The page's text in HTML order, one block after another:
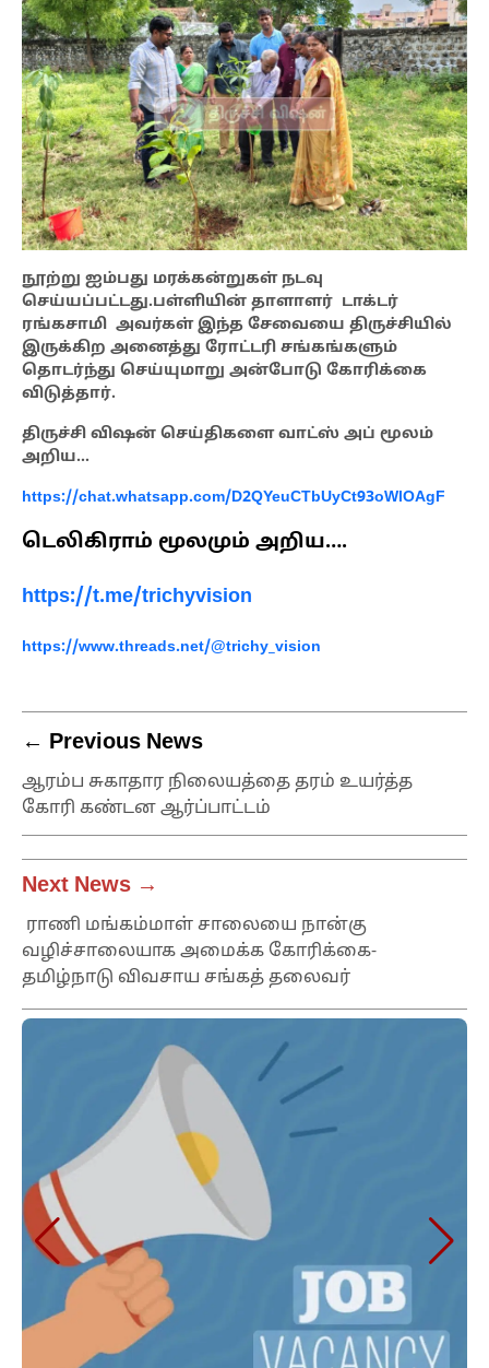
நூற்று ஐம்பது மரக்கன்றுகள் நடவு
செய்யப்பட்டது.பள்ளியின் தாளாளர் டாக்டர்
ரங்கசாமி அவர்கள் இந்த சேவையை திருச்சியில்
இருக்கிற அனைத்து ரோட்டரி சங்கங்களும்
தொடர்ந்து செய்யுமாறு அன்போடு கோரிக்கை
விடுத்தார்.
திருச்சி விஷன் செய்திகளை வாட்ஸ் அப் மூலம்
அறிய…
https://chat.whatsapp.com/D2QYeuCTbUyCt93oWlOAgF
டெலிகிராம் மூலமும் அறிய….
https://t.me/trichyvision
https://www.threads.net/@trichy_vision
← Previous News
ஆரம்ப சுகாதார நிலையத்தை தரம் உயர்த்த
கோரி கண்டன ஆர்ப்பாட்டம்
Next News →
ராணி மங்கம்மாள் சாலையை நான்கு
வழிச்சாலையாக அமைக்க கோரிக்கை-
தமிழ்நாடு விவசாய சங்கத் தலைவர்